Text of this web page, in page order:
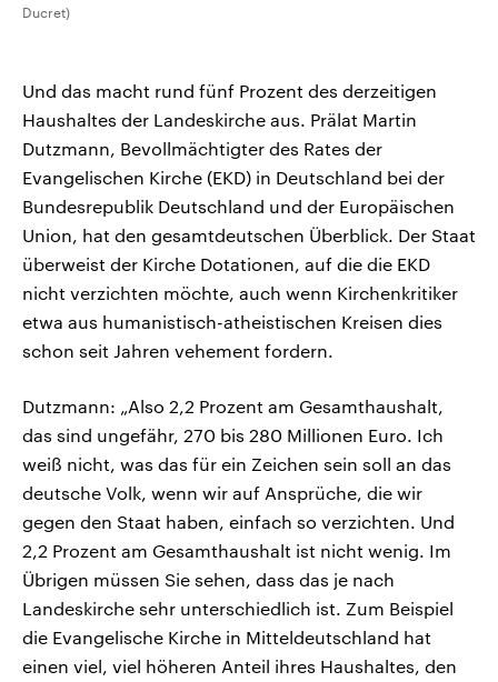
Ducret)
Und das macht rund fünf Prozent des derzeitigen
Haushaltes der Landeskirche aus. Prälat Martin
Dutzmann, Bevollmächtigter des Rates der
Evangelischen Kirche (EKD) in Deutschland bei der
Bundesrepublik Deutschland und der Europäischen
Union, hat den gesamtdeutschen Überblick. Der Staat
überweist der Kirche Dotationen, auf die die EKD
nicht verzichten möchte, auch wenn Kirchenkritiker
etwa aus humanistisch-atheistischen Kreisen dies
schon seit Jahren vehement fordern.
Dutzmann: „Also 2,2 Prozent am Gesamthaushalt,
das sind ungefähr, 270 bis 280 Millionen Euro. Ich
weiß nicht, was das für ein Zeichen sein soll an das
deutsche Volk, wenn wir auf Ansprüche, die wir
gegen den Staat haben, einfach so verzichten. Und
2,2 Prozent am Gesamthaushalt ist nicht wenig. Im
Übrigen müssen Sie sehen, dass das je nach
Landeskirche sehr unterschiedlich ist. Zum Beispiel
die Evangelische Kirche in Mitteldeutschland hat
einen viel, viel höheren Anteil ihres Haushaltes, den